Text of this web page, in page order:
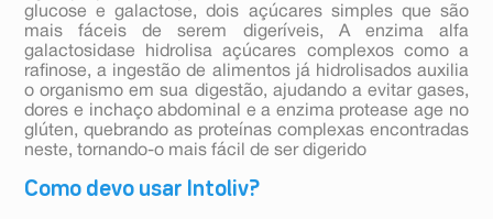
glucose e galactose, dois açúcares simples que são
mais fáceis de serem digeríveis, A enzima alfa
galactosidase hidrolisa açúcares complexos como a
rafinose, a ingestão de alimentos já hidrolisados auxilia
o organismo em sua digestão, ajudando a evitar gases,
dores e inchaço abdominal e a enzima protease age no
glúten, quebrando as proteínas complexas encontradas
neste, tornando-o mais fácil de ser digerido
Como devo usar Intoliv?